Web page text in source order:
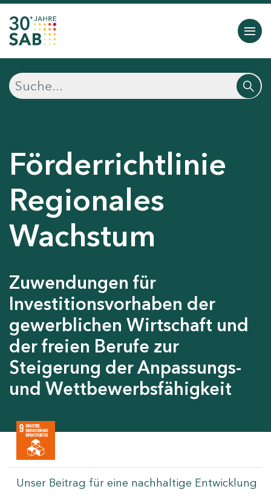
Förderrichtlinie
Regionales
Wachstum
Zuwendungen für
Investitionsvorhaben der
gewerblichen Wirtschaft und
der freien Berufe zur
Steigerung der Anpassungs-
und Wettbewerbsfähigkeit
Unser Beitrag für eine nachhaltige Entwicklung